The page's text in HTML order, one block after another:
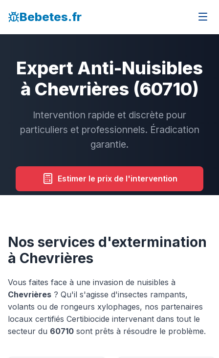
Bebetes.fr
Expert Anti-Nuisibles
à Chevrières (60710)
Intervention rapide et discrète pour
particuliers et professionnels. Éradication
garantie.
Estimer le prix de l'intervention
Nos services d'extermination
à Chevrières
Vous faites face à une invasion de nuisibles à
Chevrières ? Qu'il s'agisse d'insectes rampants,
volants ou de rongeurs xylophages, nos partenaires
locaux certifiés Certibiocide intervenant dans tout le
secteur du 60710 sont prêts à résoudre le problème.